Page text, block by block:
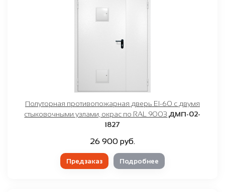
Полуторная противопожарная дверь EI-60 с двумя
стыковочными узлами, окрас по RAL 9003 ДМП-02-
1827
26 900 руб.
Предзаказ Подробнее